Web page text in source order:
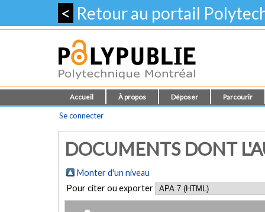
< Retour au portail
Accueil À propos Déposer Parcourir
Se connecter
DOCUMENTS DONT
Monter d'un niveau
Pour citer ou exporter